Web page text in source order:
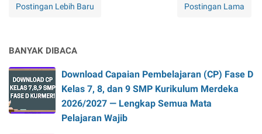
Postingan Lebih Baru Postingan Lama
BANYAK DIBACA
Download Capaian Pembelajaran (CP) Fase D
Kelas 7, 8, dan 9 SMP Kurikulum Merdeka
2026/2027 — Lengkap Semua Mata
Pelajaran Wajib